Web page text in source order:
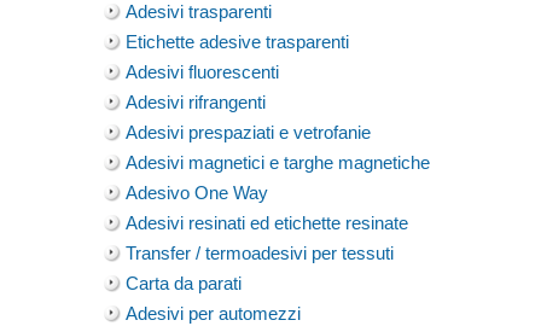
Adesivi trasparenti
Etichette adesive trasparenti
Adesivi fluorescenti
Adesivi rifrangenti
Adesivi prespaziati e vetrofanie
Adesivi magnetici e targhe magnetiche
Adesivo One Way
Adesivi resinati ed etichette resinate
Transfer / termoadesivi per tessuti
Carta da parati
Adesivi per automezzi